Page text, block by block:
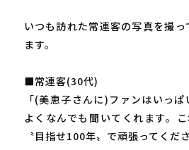
いつも訪れた常連客の写真を撮
ます。
■常連客(30代)
「(美恵子さんに)ファンはいっ
よくなんでも聞いてくれます。
〝目指せ100年〟で頑張ってくださ